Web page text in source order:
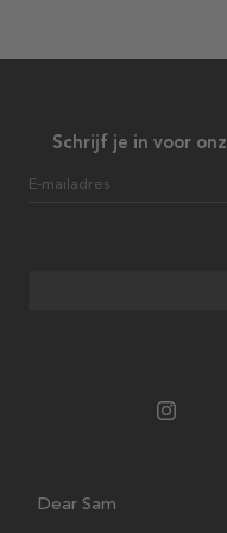
Schrijf je in voor
E-mailadres
Dear Sam